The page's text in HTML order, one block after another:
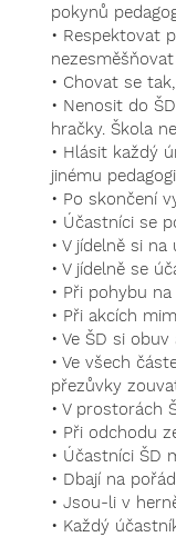
pokynů
• Respektovat
• Chovat se
• Nenosit do
hračky. Škola
• Hlásit každý
jinému
• Po skončení
• Účastníci se
• V jídelně si
• V jídelně se
• Při pohybu
• Při akcích
• Ve ŠD si
• Ve všech
přezůvky
• V prostorách
• Při odchodu
• Účastníci ŠD
• Dbají na
• Jsou-li v
• Každý